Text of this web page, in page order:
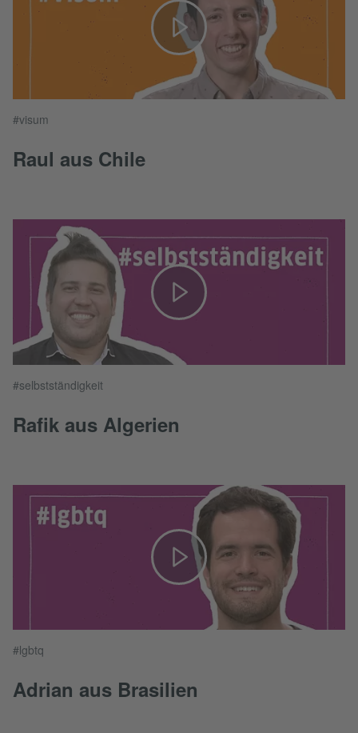
#visum
Raul aus Chile
#selbstständigkeit
Rafik aus Algerien
#lgbtq
Adrian aus Brasilien